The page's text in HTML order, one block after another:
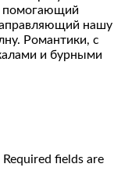
помогающий
нашу
Романтики, с
и бурными
Required fields are